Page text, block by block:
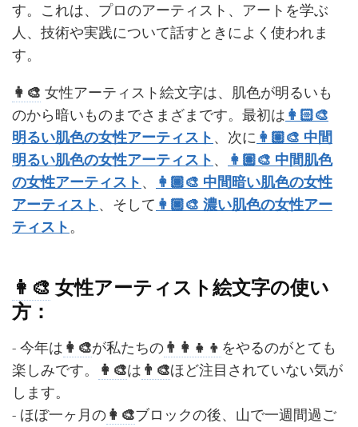
す。これは、プロのアーティスト、アートを学ぶ
人、技術や実践について話すときによく使われま
す。
👩‍🎨 女性アーティスト絵文字は、肌色が明るいも
のから暗いものまでさまざまです。最初は 👩🏻‍🎨
明るい肌色の女性アーティスト 、次に 👩🏼‍🎨 中間
明るい肌色の女性アーティスト 、
👩🏽‍🎨 中間肌色
の女性アーティスト 、
👩🏾‍🎨 中間暗い肌色の女性
アーティスト 、そして 👩🏿‍🎨 濃い肌色の女性アー
ティスト。
👩‍🎨 女性アーティスト絵文字の使い
方：
- 今年は 👩‍🎨が私たちの​​👨‍👩‍👧‍👦 ​をやるのがとても
楽しみです。
👩‍🎨は 👨‍🎨ほど注目されていない気が
します。
- ほぼ一ヶ月の👩‍🎨ブロックの後、山で一週間過ご